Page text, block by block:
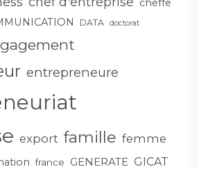
cheffe
DATA doctorat
entrepreneure
export famille femme
france GENERATE GICAT